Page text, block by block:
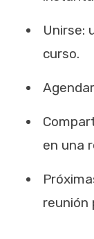
Unirse:
curso.
en una
reunión